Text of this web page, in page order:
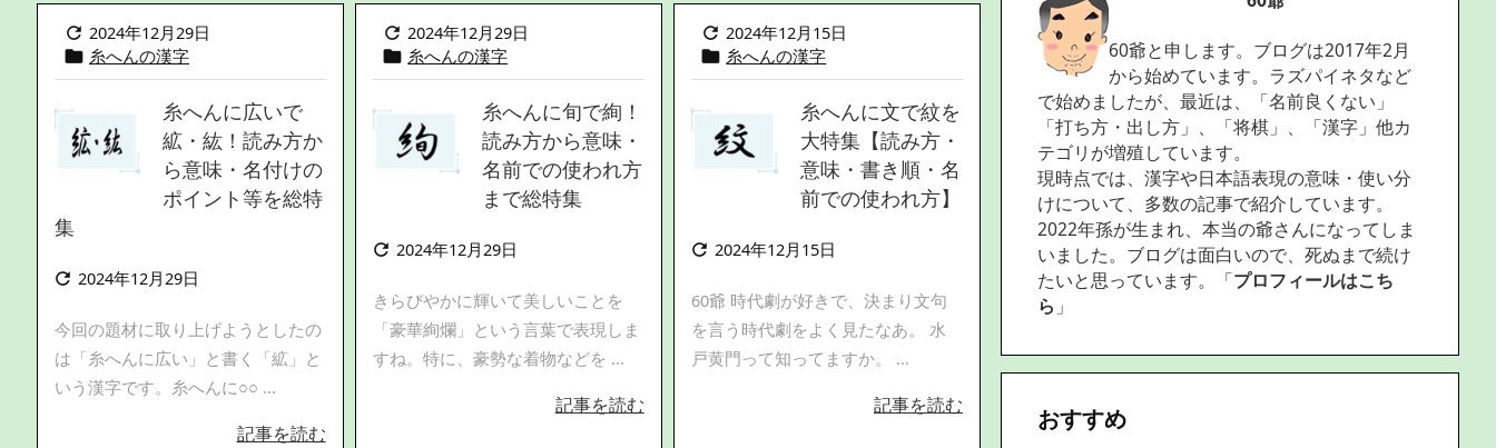
 2024年12月29日
 糸へんの漢字
糸へんに広いで
絋・紘！読み方か
ら意味・名付けの
ポイント等を総特
集
 2024年12月29日
今回の題材に取り上げようとしたの
は「糸へんに広い」と書く「絋」と
いう漢字です。糸へんに○○ ...
記事を読む
 2024年12月29日
 糸へんの漢字
糸へんに旬で絢！
読み方から意味・
名前での使われ方
まで総特集
 2024年12月29日
きらびやかに輝いて美しいことを
「豪華絢爛」という言葉で表現しま
すね。特に、豪勢な着物などを ...
記事を読む
 2024年12月15日
 糸へんの漢字
糸へんに文で紋を
大特集【読み方・
意味・書き順・名
前での使われ方】
 2024年12月15日
60爺 時代劇が好きで、決まり文句
を言う時代劇をよく見たなあ。 水
戸黄門って知ってますか。 ...
記事を読む
60爺と申します。ブログは2017年2月
から始めています。ラズパイネタなど
で始めましたが、最近は、「名前良くない」
「打ち方・出し方」、「将棋」、「漢字」他カ
テゴリが増殖しています。
現時点では、漢字や日本語表現の意味・使い分
けについて、多数の記事で紹介しています。
2022年孫が生まれ、本当の爺さんになってしま
いました。ブログは面白いので、死ぬまで続け
たいと思っています。「プロフィールはこち
ら 」
おすすめ